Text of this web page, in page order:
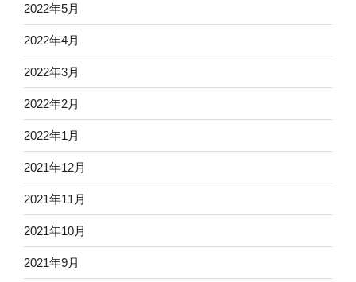
2022年5月
2022年4月
2022年3月
2022年2月
2022年1月
2021年12月
2021年11月
2021年10月
2021年9月